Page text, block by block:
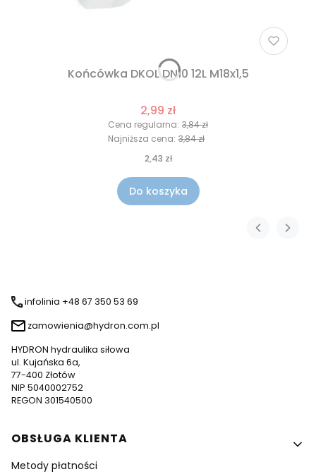
Końcówka DKOL DN10 12L M18x1,5
2,99 zł
Cena regularna: 3,84 zł
Najniższa cena: 3,84 zł
2,43 zł
Do koszyka
infolinia +48 67 350 53 69
zamowienia@hydron.com.pl
HYDRON hydraulika siłowa
ul. Kujańska 6a,
77-400 Złotów
NIP 5040002752
REGON 301540500
Linki w stopce
OBSŁUGA KLIENTA
Metody płatności